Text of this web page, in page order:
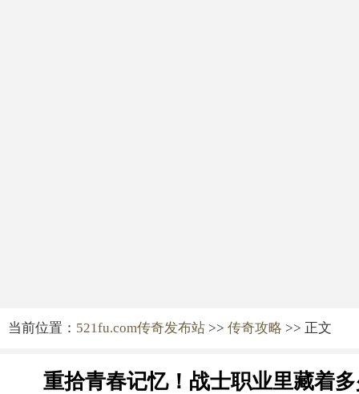
当前位置： 521fu.com传奇发布站 >> 传奇攻略 >> 正文
重拾青春记忆！战士职业里藏着